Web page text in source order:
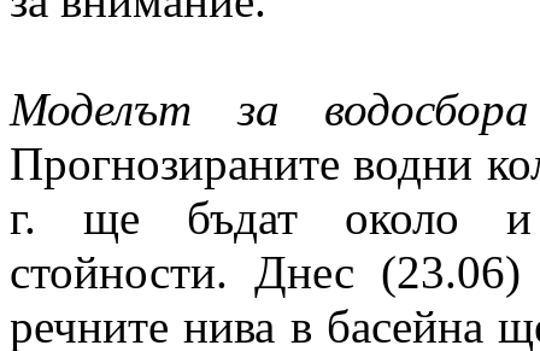
Моделът за
Прогнозираните водни
г. ще бъдат около и
стойности. Днес
речните нива в басейна